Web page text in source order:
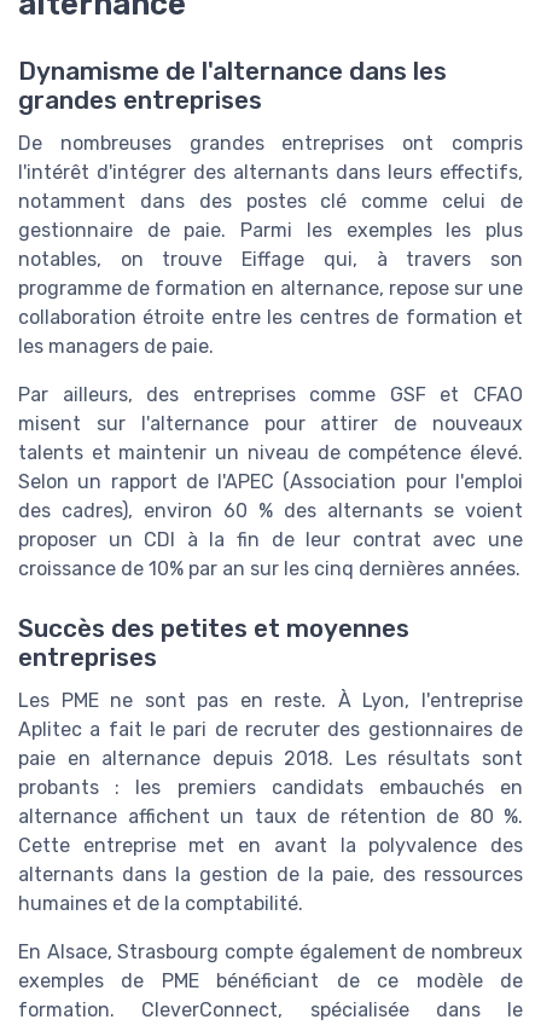
Dynamisme de l'alternance dans les
grandes entreprises
De nombreuses grandes entreprises ont compris
l'intérêt d'intégrer des alternants dans leurs effectifs,
notamment dans des postes clé comme celui de
gestionnaire de paie. Parmi les exemples les plus
notables, on trouve Eiffage qui, à travers son
programme de formation en alternance, repose sur une
collaboration étroite entre les centres de formation et
les managers de paie.
Par ailleurs, des entreprises comme GSF et CFAO
misent sur l'alternance pour attirer de nouveaux
talents et maintenir un niveau de compétence élevé.
Selon un rapport de l'APEC (Association pour l'emploi
des cadres), environ 60 % des alternants se voient
proposer un CDI à la fin de leur contrat avec une
croissance de 10% par an sur les cinq dernières années.
Succès des petites et moyennes
entreprises
Les PME ne sont pas en reste. À Lyon, l'entreprise
Aplitec a fait le pari de recruter des gestionnaires de
paie en alternance depuis 2018. Les résultats sont
probants : les premiers candidats embauchés en
alternance affichent un taux de rétention de 80 %.
Cette entreprise met en avant la polyvalence des
alternants dans la gestion de la paie, des ressources
humaines et de la comptabilité.
En Alsace, Strasbourg compte également de nombreux
exemples de PME bénéficiant de ce modèle de
formation. CleverConnect, spécialisée dans le